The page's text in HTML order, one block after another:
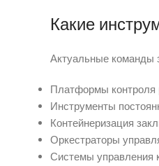
Какие
Актуальные команды
Платформы контроля
Инструменты
Контейнеризация
Оркестраторы
Системы управления